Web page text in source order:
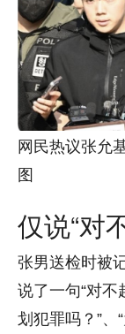
网民热议张允
图
仅说“对
张男送检时被
说了一句“对不
划犯罪吗？”、